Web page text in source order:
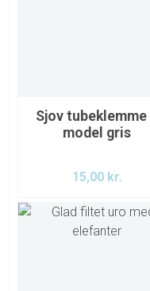
Sjov tubeklemme
model gris
15,00 kr.